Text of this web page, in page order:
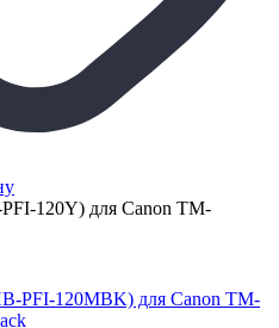
120Y) для Canon TM-